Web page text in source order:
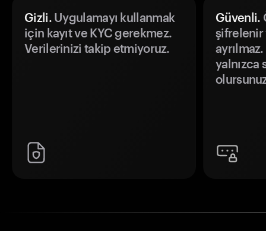
Gizli.Uygulamayı kullanmak
için kayıt ve KYC gerekmez.
Verilerinizi takip etmiyoruz.
Güvenli.
şifrelenir
yalnızca